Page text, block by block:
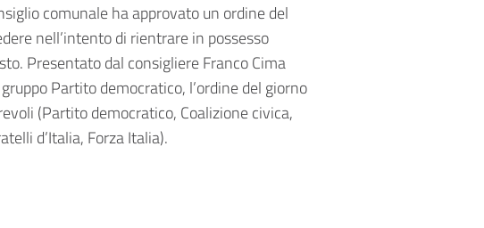
comunale ha approvato un ordine del
nell’intento di rientrare in possesso
Presentato dal consigliere Franco Cima
Partito democratico, l’ordine del giorno
(Partito democratico, Coalizione civica,
d’Italia, Forza Italia).